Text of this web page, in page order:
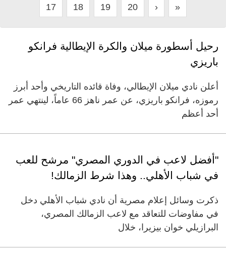
17 18 19 20 › »
رحيل أسطورة ميلان والكرة الإيطالية فرانكو
باريزي
أعلن نادي ميلان الإيطالي، وفاة قائده التاريخي وأحد أبرز
رموزه، فرانكو باريزي، عن عمر ناهز 66 عاماً، لينتهي عمر
أحد أعظم
"أفضل لاعب في الدوري المصري" مرشح للعب
في شباب الأهلي.. وهذا شرط الزمالك!
ذكرت وسائل إعلام مصرية أن نادي شباب الأهلي دخل
في مفاوضات للتعاقد مع لاعب الزمالك المصري،
البرازيلي خوان بيزيرا، خلال